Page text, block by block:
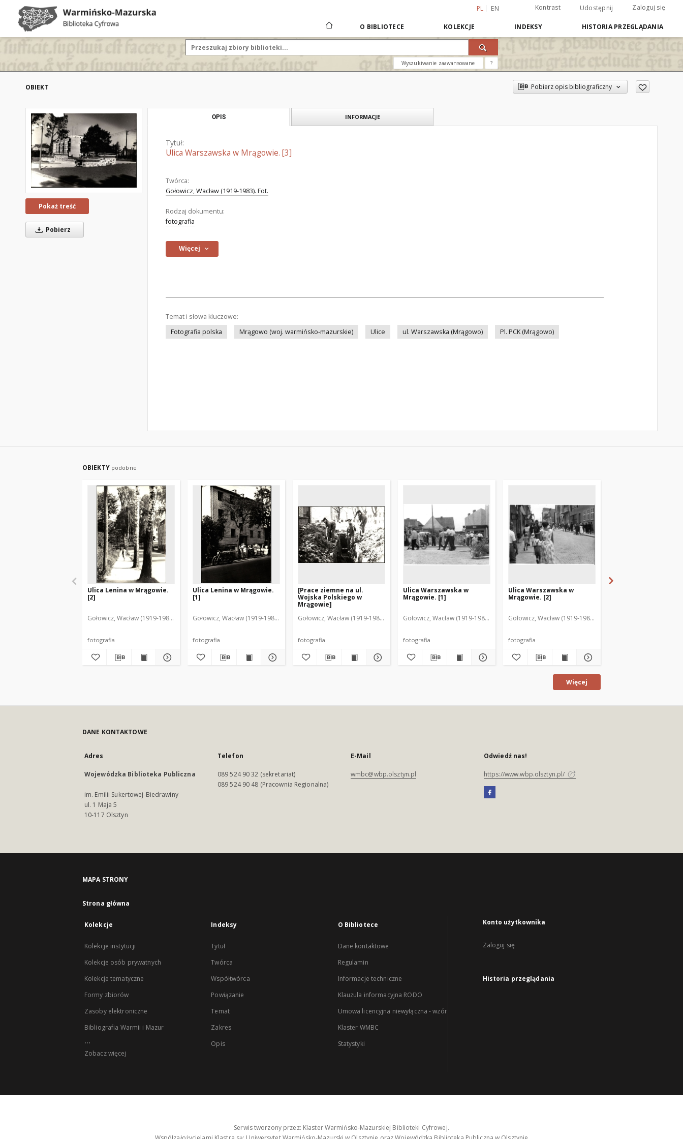
PL EN Kontrast Udostępnij Zaloguj się
O BIBLIOTECE KOLEKCJE INDEKSY HISTORIA PRZEGLĄDANIA
Wyszukiwanie zaawansowane ?
OBIEKT Pobierz opis bibliograficzny
Pokaż treść
Pobierz
OPIS INFORMACJE
Tytuł:
Ulica Warszawska w Mrągowie. [3]
Twórca:
Gołowicz, Wacław (1919-1983). Fot.
Rodzaj dokumentu:
fotografia
Więcej
Temat i słowa kluczowe:
Fotografia polska
Mrągowo (woj. warmińsko-mazurskie) Ulice ul. Warszawska (Mrągowo) Pl. PCK (Mrągowo)
OBIEKTY podobne
Ulica Lenina w Mrągowie.
[2]
Gołowicz, Wacław (1919-1983). Fot.
fotografia
Ulica Lenina w Mrągowie.
[1]
Gołowicz, Wacław (1919-1983). Fot.
fotografia
[Prace ziemne na ul.
Wojska Polskiego w
Mrągowie]
Gołowicz, Wacław (1919-1983). Fot.
fotografia
Ulica Warszawska w
Mrągowie. [1]
Gołowicz, Wacław (1919-1983). Fot.
fotografia
Ulica Warszawska w
Mrągowie. [2]
Gołowicz, Wacław (1919-1983). Fot.
fotografia
Więcej
DANE KONTAKTOWE
Adres
Wojewódzka Biblioteka Publiczna
im. Emilii Sukertowej-Biedrawiny
ul. 1 Maja 5
10-117 Olsztyn
Telefon
089 524 90 32 (sekretariat)
089 524 90 48 (Pracownia Regionalna)
E-Mail
wmbc@wbp.olsztyn.pl
Odwiedź nas!
https://www.wbp.olsztyn.pl/
MAPA STRONY
Strona główna
Kolekcje
Kolekcje instytucji
Kolekcje osób prywatnych
Kolekcje tematyczne
Formy zbiorów
Zasoby elektroniczne
Bibliografia Warmii i Mazur
...
Zobacz więcej
Indeksy
Tytuł
Twórca
Współtwórca
Powiązanie
Temat
Zakres
Opis
O Bibliotece
Dane kontaktowe
Regulamin
Informacje techniczne
Klauzula informacyjna RODO
Umowa licencyjna niewyłączna - wzór
Klaster WMBC
Statystyki
Konto użytkownika
Zaloguj się
Historia przeglądania
Serwis tworzony przez: Klaster Warmińsko-Mazurskiej Biblioteki Cyfrowej.